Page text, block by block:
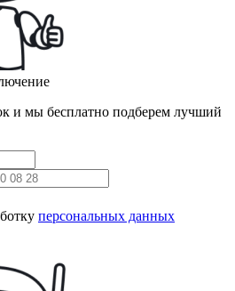
и мы бесплатно подберем лучший
персональных данных